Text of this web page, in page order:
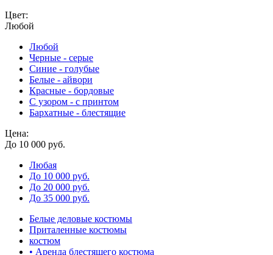
Цвет:
Любой
Любой
Черные - серые
Синие - голубые
Белые - айвори
Красные - бордовые
С узором - с принтом
Бархатные - блестящие
Цена:
До 10 000 руб.
Любая
До 10 000 руб.
До 20 000 руб.
До 35 000 руб.
Белые деловые костюмы
Приталенные костюмы
костюм
• Аренда блестящего костюма